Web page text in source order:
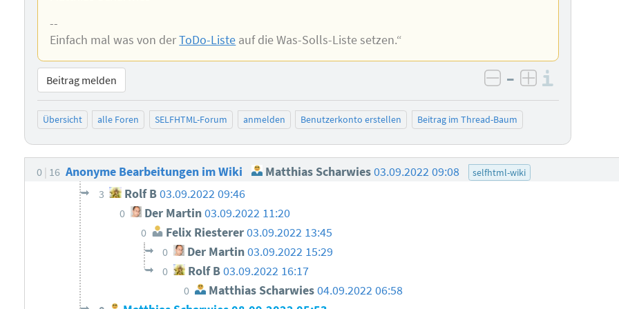
--
Einfach mal was von derToDo-Liste auf die Was-Solls-Liste setzen.“
Beitrag melden negativ bewerten
– positiv
Übersicht alle Foren SELFHTML-Forum anmelden Benutzerkonto erstellen Beitrag im Thread-Baum
0 16 Anonyme Bearbeitungen im Wiki Matthias Scharwies03.09.2022 09:08 selfhtml-wiki
3 Rolf B03.09.2022 09:46
0 Der Martin03.09.2022 11:20
0 Felix Riesterer03.09.2022 13:45
0 Der Martin03.09.2022 15:29
0 Rolf B 03.09.2022 16:17
0 Matthias Scharwies 04.09.2022 06:58